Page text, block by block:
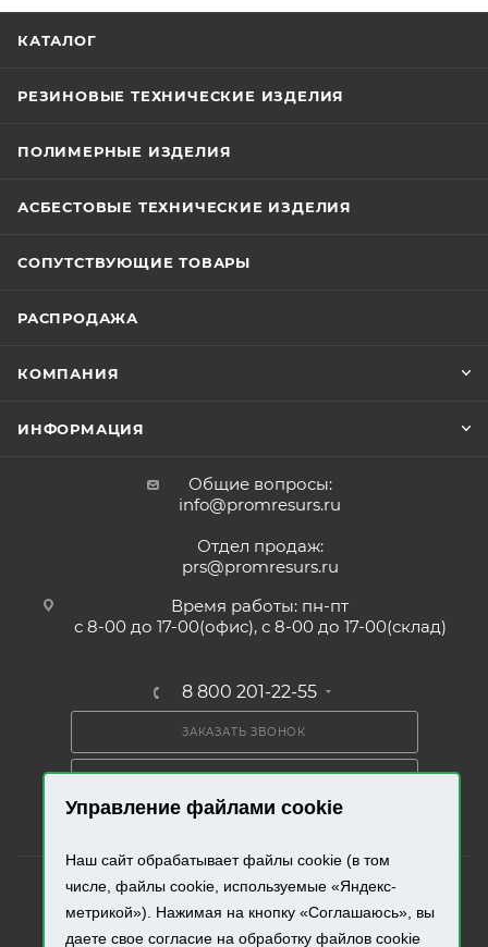
Управление файлами cookie
Наш сайт обрабатывает файлы cookie (в том
числе, файлы cookie, используемые «Яндекс-
метрикой»). Нажимая на кнопку «Соглашаюсь», вы
даете свое согласие на обработку файлов cookie
КАТАЛОГ
РЕЗИНОВЫЕ ТЕХНИЧЕСКИЕ ИЗДЕЛИЯ
ПОЛИМЕРНЫЕ ИЗДЕЛИЯ
АСБЕСТОВЫЕ ТЕХНИЧЕСКИЕ ИЗДЕЛИЯ
СОПУТСТВУЮЩИЕ ТОВАРЫ
РАСПРОДАЖА
КОМПАНИЯ
ИНФОРМАЦИЯ
Общие вопросы:
info@promresurs.ru
Отдел продаж:
prs@promresurs.ru
Время работы: пн-пт
с 8-00 до 17-00(офис), с 8-00 до 17-00(склад)
8 800 201-22-55
ЗАКАЗАТЬ ЗВОНОК